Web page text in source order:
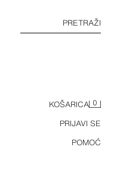
PRETRAŽI
KOŠARICA 0
PRIJAVI SE
POMOĆ